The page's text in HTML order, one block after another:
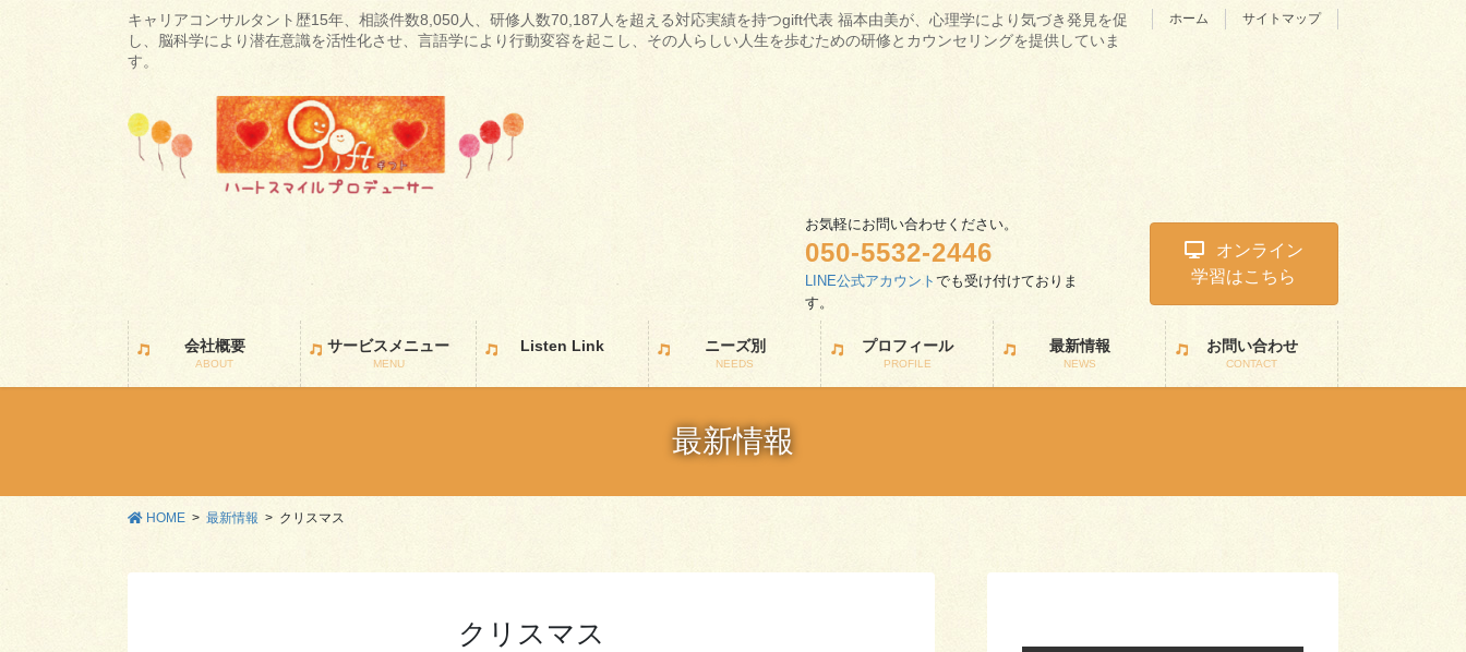
キャリアコンサルタント歴15年、相談件数8,050人、研修人数70,187人を超える対応実績を持つgift代表 福本由美が、心理学により気づき発見を促
し、脳科学により潜在意識を活性化させ、言語学により行動変容を起こし、その人らしい人生を歩むための研修とカウンセリングを提供していま
す。
ホーム サイトマップ
お気軽にお問い合わせください。
050-5532-2446
LINE公式アカウント でも受け付けておりま
す。
オンライン
学習はこちら
会社概要
ABOUT
サービスメニュー
MENU
Listen Link ニーズ別
NEEDS
プロフィール
PROFILE
最新情報
NEWS
お問い合わせ
CONTACT
最新情報
HOME 最新情報 クリスマス
クリスマス